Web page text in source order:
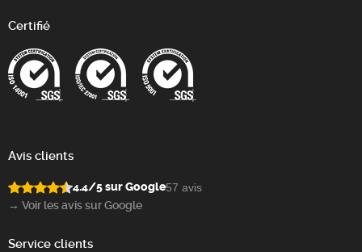
Certifié
Avis clients
4.4/5 sur Google57 avis
→ Voir les avis sur Google
Service clients